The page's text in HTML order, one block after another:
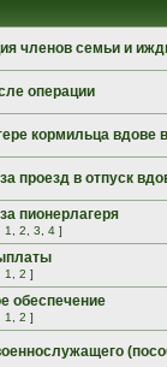
членов семьи и
операции
кормильца вдове
проезд в отпуск
пионерлагеря
1 2 3 4 ]
1 2 ]
обеспечение
1 2 ]